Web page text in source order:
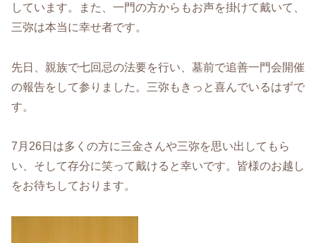
しています。また、一門の方からもお声を掛けて戴いて、
三弥は本当に幸せ者です。
先日、親族で七回忌の法要を行い、墓前で追善一門会開催
の報告をして参りました。三弥もきっと喜んでいるはずで
す。
7月26日は多くの方に三金さんや三弥を思い出してもら
い、そして存分に笑って戴けると幸いです。皆様のお越し
をお待ちしております。